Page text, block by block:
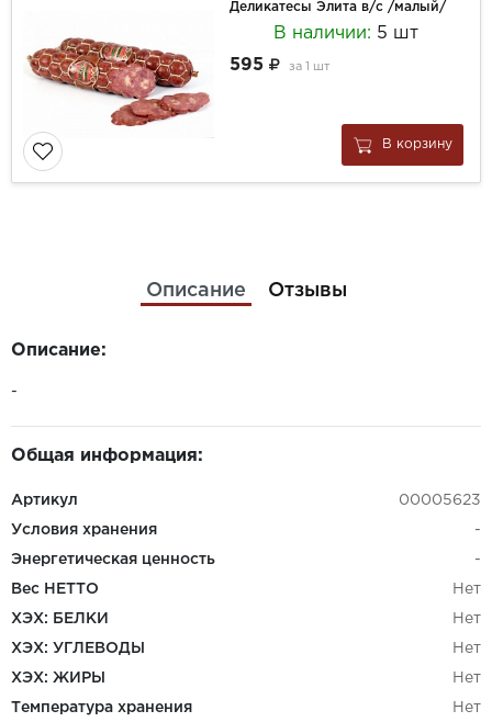
Деликатесы Элита в/с /малый/
В наличии: 5 шт
595
за 1 шт
В корзину
Описание Отзывы
Описание:
-
Общая информация:
Артикул 00005623
Условия хранения -
Энергетическая ценность -
Вес НЕТТО Нет
ХЭХ: БЕЛКИ Нет
ХЭХ: УГЛЕВОДЫ Нет
ХЭХ: ЖИРЫ Нет
Температура хранения Нет